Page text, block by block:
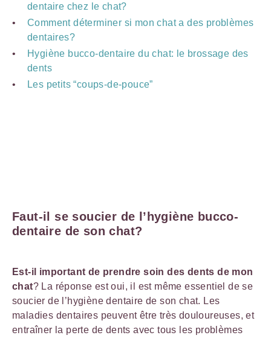
dentaire chez le chat?
Comment déterminer si mon chat a des problèmes
dentaires?
Hygiène bucco-dentaire du chat: le brossage des
dents
Les petits “coups-de-pouce”
Faut-il se soucier de l’hygiène bucco-
dentaire de son chat?
Est-il important de prendre soin des dents de mon
chat? La réponse est oui, il est même essentiel de se
soucier de l’hygiène dentaire de son chat. Les
maladies dentaires peuvent être très douloureuses, et
entraîner la perte de dents avec tous les problèmes